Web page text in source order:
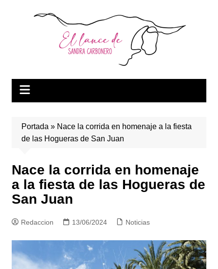
Portada » Nace la corrida en homenaje a la fiesta
de las Hogueras de San Juan
Nace la corrida en homenaje
a la fiesta de las Hogueras de
San Juan
Redaccion 13/06/2024 Noticias